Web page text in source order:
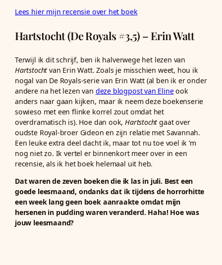
Lees hier mijn recensie over het boek
Hartstocht (De Royals #3,5) – Erin Watt
Terwijl ik dit schrijf, ben ik halverwege het lezen van
Hartstocht van Erin Watt. Zoals je misschien weet, hou ik
nogal van De Royals-serie van Erin Watt (al ben ik er onder
andere na het lezen van deze blogpost van Elineook
anders naar gaan kijken, maar ik neem deze boekenserie
sowieso met een flinke korrel zout omdat het
overdramatisch is). Hoe dan ook, Hartstocht gaat over
oudste Royal-broer Gideon en zijn relatie met Savannah.
Een leuke extra deel dacht ik, maar tot nu toe voel ik ‘m
nog niet zo. Ik vertel er binnenkort meer over in een
recensie, als ik het boek helemaal uit heb.
Dat waren de zeven boeken die ik las in juli. Best een
goede leesmaand, ondanks dat ik tijdens de horrorhitte
een week lang geen boek aanraakte omdat mijn
hersenen in pudding waren veranderd. Haha! Hoe was
jouw leesmaand?